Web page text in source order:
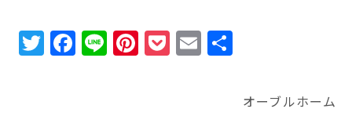
T F Li Pi P E
オーブルホーム